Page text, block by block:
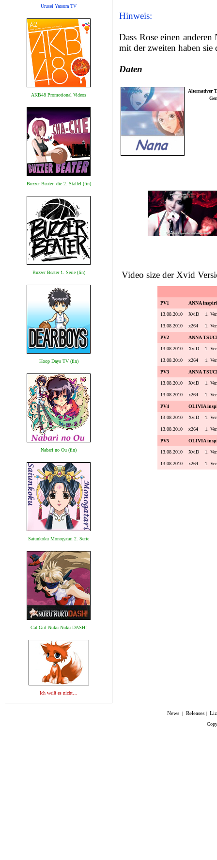
Urusei Yatsura TV
AKB48 Promotional Videos
Buzzer Beater, die 2. Staffel (fin)
Buzzer Beater 1. Serie (fin)
Hoop Days TV (fin)
Nabari no Ou (fin)
Saiunkoku Monogatari 2. Serie
Cat Girl Nuku Nuku DASH!
Ich weiß es nicht…
Hinweis:
Dass Rose einen
mit der zweiten haben
Daten
Alternativer
Video size der Xvid
PV1 ANNA
13.08.2010 XviD 1.
13.08.2010 x264 1.
PV2 ANNA
13.08.2010 XviD 1.
13.08.2010 x264 1.
PV3 ANNA
13.08.2010 XviD 1.
13.08.2010 x264 1.
PV4 OLIVIA
13.08.2010 XviD 1.
13.08.2010 x264 1.
PV5 OLIVIA
13.08.2010 XviD 1.
13.08.2010 x264 1.
News| Releases|